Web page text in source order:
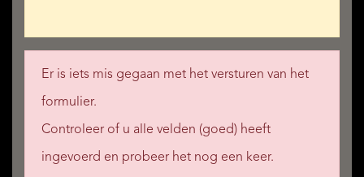
Er is iets mis gegaan met het versturen van het
formulier.
Controleer of u alle velden (goed) heeft
ingevoerd en probeer het nog een keer.